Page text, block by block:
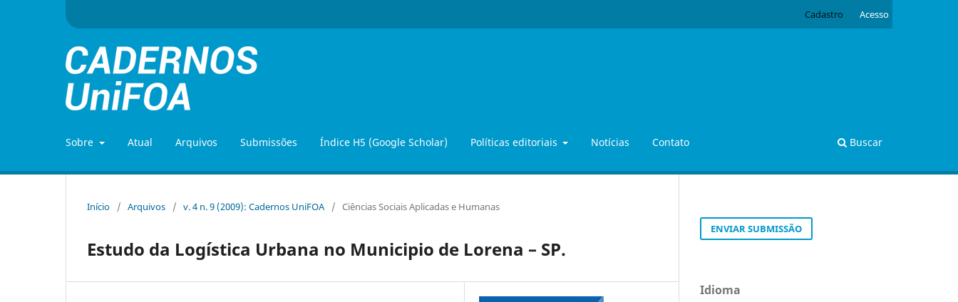
Sobre Atual Arquivos Submissões Índice H5 (Google Scholar) Políticas editoriais Notícias Contato Buscar
Cadastro Acesso
Início / Arquivos / v. 4 n. 9 (2009): Cadernos UniFOA / Ciências Sociais Aplicadas e Humanas
Estudo da Logística Urbana no Municipio de Lorena – SP.
ENVIAR SUBMISSÃO
Idioma